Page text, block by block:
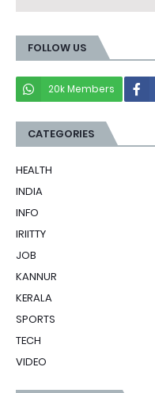
FOLLOW US
20k Members
CATEGORIES
HEALTH
INDIA
INFO
IRIITTY
JOB
KANNUR
KERALA
SPORTS
TECH
VIDEO